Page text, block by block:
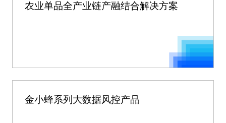
农业单品全产业链产融结合解决方案
金小蜂系列大数据风控产品